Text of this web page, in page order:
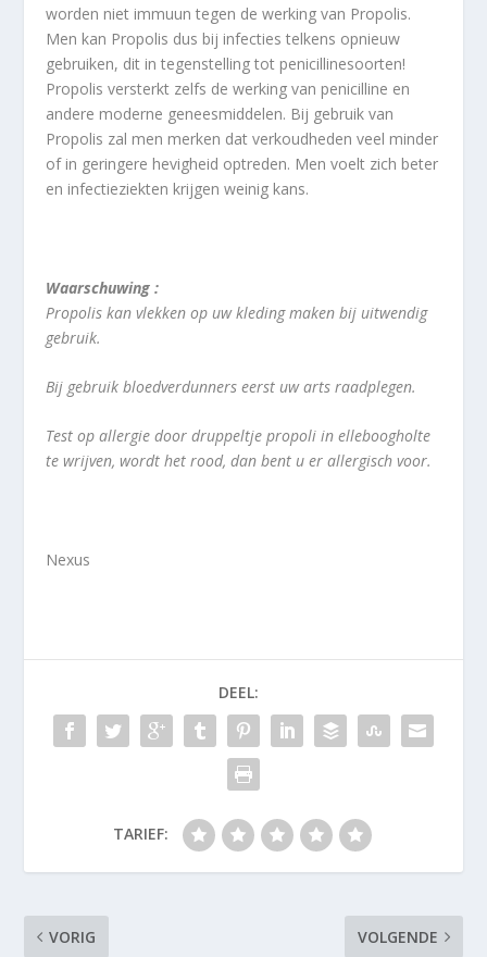
worden niet immuun tegen de werking van Propolis.
Men kan Propolis dus bij infecties telkens opnieuw
gebruiken, dit in tegenstelling tot penicillinesoorten!
Propolis versterkt zelfs de werking van penicilline en
andere moderne geneesmiddelen. Bij gebruik van
Propolis zal men merken dat verkoudheden veel minder
of in geringere hevigheid optreden. Men voelt zich beter
en infectieziekten krijgen weinig kans.
Waarschuwing :
Propolis kan vlekken op uw kleding maken bij uitwendig
gebruik.
Bij gebruik bloedverdunners eerst uw arts raadplegen.
Test op allergie door druppeltje propoli in elleboogholte
te wrijven, wordt het rood, dan bent u er allergisch voor.
Nexus
DEEL:
TARIEF:
VORIG VOLGENDE